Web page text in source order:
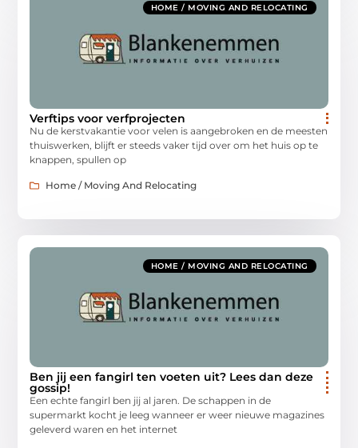
HOME / MOVING AND RELOCATING
Verftips voor verfprojecten
Nu de kerstvakantie voor velen is aangebroken en de meesten
thuiswerken, blijft er steeds vaker tijd over om het huis op te
knappen, spullen op
Home / Moving And Relocating
HOME / MOVING AND RELOCATING
Ben jij een fangirl ten voeten uit? Lees dan deze
gossip!
Een echte fangirl ben jij al jaren. De schappen in de
supermarkt kocht je leeg wanneer er weer nieuwe magazines
geleverd waren en het internet